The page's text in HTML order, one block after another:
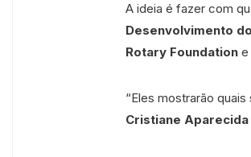
A ideia é fazer com
Desenvolvimento
Rotary Foundation e
“Eles mostrarão
Cristiane